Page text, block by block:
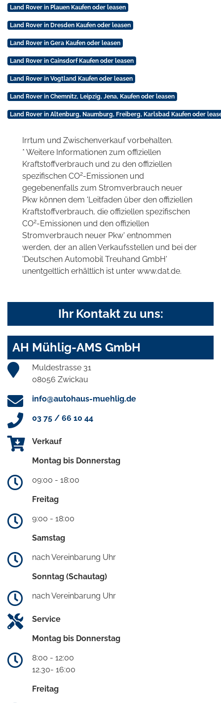
Land Rover in Plauen Kaufen oder leasen
Land Rover in Dresden Kaufen oder leasen
Land Rover in Gera Kaufen oder leasen
Land Rover in Cainsdorf Kaufen oder leasen
Land Rover in Vogtland Kaufen oder leasen
Land Rover in Chemnitz, Leipzig, Jena, Kaufen oder leasen
Land Rover in Altenburg, Naumburg, Freiberg, Karlsbad Kaufen oder
Irrtum und Zwischenverkauf vorbehalten.
* Weitere Informationen zum offiziellen
Kraftstoffverbrauch und zu den offiziellen
spezifischen CO2-Emissionen und
gegebenenfalls zum Stromverbrauch neuer
Pkw können dem 'Leitfaden über den offiziellen
Kraftstoffverbrauch, die offiziellen spezifischen
CO2-Emissionen und den offiziellen
Stromverbrauch neuer Pkw' entnommen
werden, der an allen Verkaufsstellen und bei der
'Deutschen Automobil Treuhand GmbH'
unentgeltlich erhältlich ist unter www.dat.de.
Ihr Kontakt zu uns:
AH Mühlig-AMS GmbH
Muldestrasse 31
08056 Zwickau
info@autohaus-muehlig.de
03 75 / 66 10 44
Verkauf
Montag bis Donnerstag
09:00 - 18:00
Freitag
9:00 - 18:00
Samstag
nach Vereinbarung Uhr
Sonntag (Schautag)
nach Vereinbarung Uhr
Service
Montag bis Donnerstag
8:00 - 12:00
12.30- 16:00
Freitag